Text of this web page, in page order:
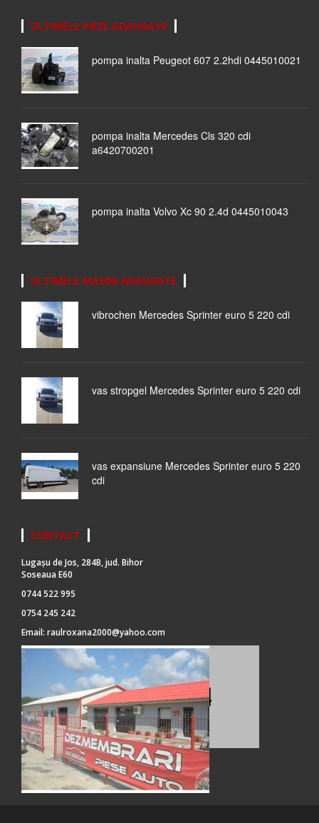
ULTIMELE PIESE ADAUGATE
pompa inalta Peugeot 607 2.2hdi 0445010021
pompa inalta Mercedes Cls 320 cdi
a6420700201
pompa inalta Volvo Xc 90 2.4d 0445010043
ULTIMELE MASINI ADAUGATE
vibrochen Mercedes Sprinter euro 5 220 cdi
vas stropgel Mercedes Sprinter euro 5 220 cdi
vas expansiune Mercedes Sprinter euro 5 220
cdi
CONTACT
Lugașu de Jos, 284B, jud. Bihor
Soseaua E60
0744 522 995
0754 245 242
Email: raulroxana2000@yahoo.com